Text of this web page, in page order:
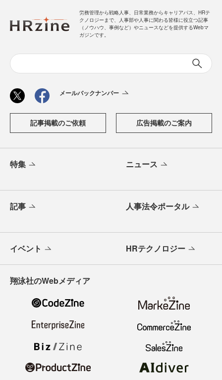
労務管理から戦略人事、日常業務からキャリアパス、HRテ
クノロジーまで、人事部や人事に関わる皆様に役立つ記事
（ノウハウ、事例など）やニュースなどを提供するWebマ
ガジンです。
メールバックナンバー
記事掲載のご依頼 広告掲載のご案内
特集 ニュース
記事 人事法令ポータル
イベント HRテクノロジー
翔泳社のWebメディア